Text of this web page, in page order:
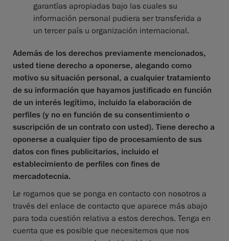
garantías apropiadas bajo las cuales su
información personal pudiera ser transferida a
un tercer país u organización internacional.
Además de los derechos previamente mencionados,
usted tiene derecho a oponerse, alegando como
motivo su situación personal, a cualquier tratamiento
de su información que hayamos justificado en función
de un interés legítimo, incluido la elaboración de
perfiles (y no en función de su consentimiento o
suscripción de un contrato con usted). Tiene derecho a
oponerse a cualquier tipo de procesamiento de sus
datos con fines publicitarios, incluido el
establecimiento de perfiles con fines de
mercadotecnia.
Le rogamos que se ponga en contacto con nosotros a
través del enlace de contacto que aparece más abajo
para toda cuestión relativa a estos derechos. Tenga en
cuenta que es posible que necesitemos que nos